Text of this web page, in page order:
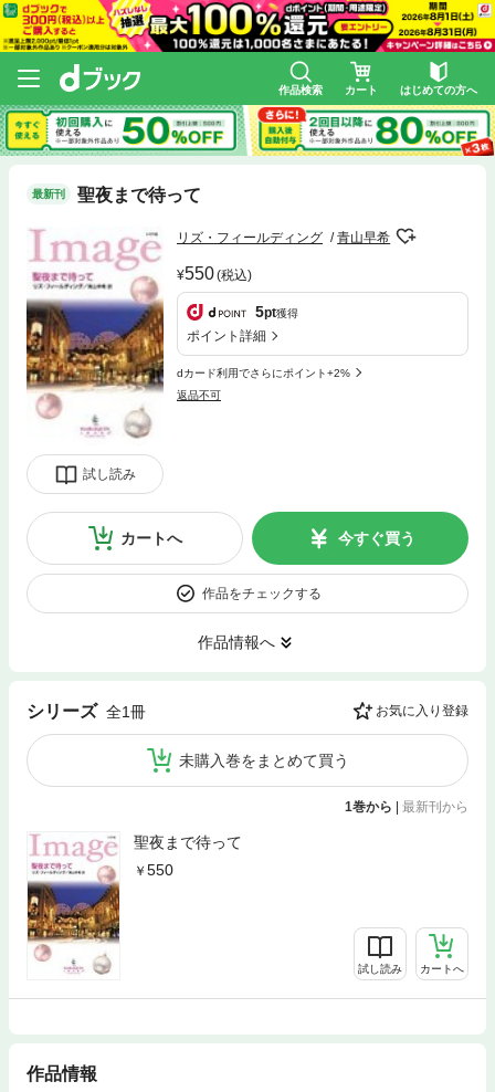
作品検索 カート はじめての方へ
最新刊 聖夜まで待って
試し読み
リズ・フィールディング 青山早希
550(税込)
5pt獲得
ポイント詳細
dカード利用でさらにポイント+2%
返品不可
カートへ 今すぐ買う
作品をチェックする
作品情報へ
シリーズ 全1冊 お気に入り登録
未購入巻をまとめて買う
1巻から 最新刊から
聖夜まで待って
550
試し読み カートへ
作品情報